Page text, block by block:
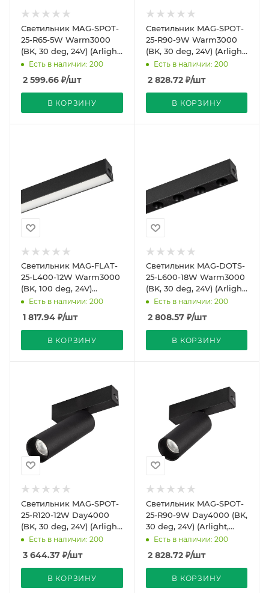
Светильник MAG-SPOT-
25-R65-5W Warm3000
(BK, 30 deg, 24V) (Arlight,
IP20 Металл, 5 лет)
Есть в наличии: 200
2 599.66 ₽/шт
В КОРЗИНУ
Светильник MAG-SPOT-
25-R90-9W Warm3000
(BK, 30 deg, 24V) (Arlight,
IP20 Металл, 5 лет)
Есть в наличии: 200
2 828.72₽/шт
В КОРЗИНУ
Светильник MAG-FLAT-
25-L400-12W Warm3000
(BK, 100 deg, 24V)
(Arlight, IP20 Металл, 5
Есть в наличии: 200
1 817.94 ₽/шт
В КОРЗИНУ
Светильник MAG-DOTS-
25-L600-18W Warm3000
(BK, 30 deg, 24V) (Arlight,
IP20 Металл, 5 лет)
Есть в наличии: 200
2 808.57₽/шт
В КОРЗИНУ
Светильник MAG-SPOT-
25-R120-12W Day4000
(BK, 30 deg, 24V) (Arlight,
IP20 Металл, 5 лет)
Есть в наличии: 200
3 644.37 ₽/шт
В КОРЗИНУ
Светильник MAG-SPOT-
25-R90-9W Day4000 (BK,
30 deg, 24V) (Arlight,
IP20 Металл, 5 лет)
Есть в наличии: 200
2 828.72₽/шт
В КОРЗИНУ